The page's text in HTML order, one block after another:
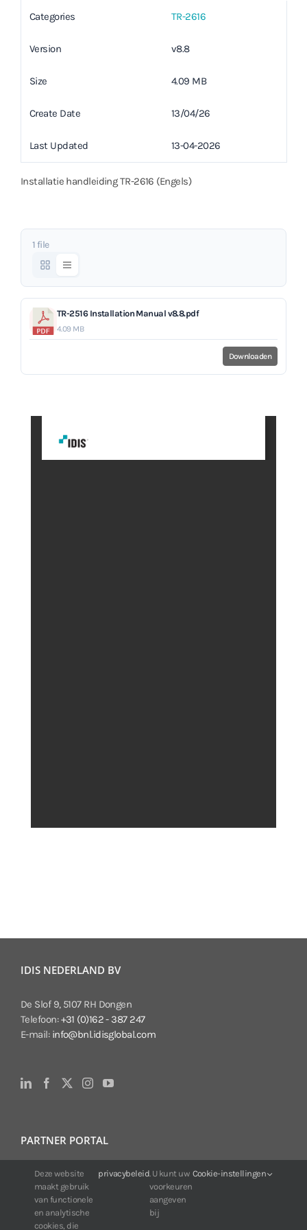
Categories TR-2616
Version v8.8
Size 4.09 MB
Create Date 13/04/26
Last Updated 13-04-2026
Installatie handleiding TR-2616 (Engels)
1 file
TR-2516 Installation Manual v8.8.pdf
4.09 MB
Downloaden
IDIS NEDERLAND BV
De Slof 9, 5107 RH Dongen
Telefoon:+31 (0)162 - 387 247
E-mail: info@bnl.idisglobal.com
PARTNER PORTAL
Voor klanten van IDIS:
24/7 beschikbaarheid, altijd en overal.
Web:https://portal.idisglobal.solutions
Deze website
maakt gebruik
van functionele
en analytische
cookies, die
privacybeleid. U kunt uw
voorkeuren
aangeven
bij
Cookie-instellingen